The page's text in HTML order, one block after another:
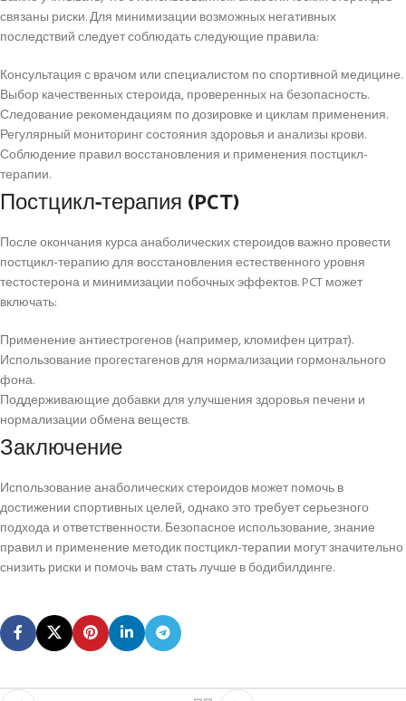
связаны риски. Для минимизации возможных негативных
последствий следует соблюдать следующие правила:
Консультация с врачом или специалистом по спортивной медицине.
Выбор качественных стероида, проверенных на безопасность.
Следование рекомендациям по дозировке и циклам применения.
Регулярный мониторинг состояния здоровья и анализы крови.
Соблюдение правил восстановления и применения постцикл-
терапии.
Постцикл-терапия (PCT)
После окончания курса анаболических стероидов важно провести
постцикл-терапию для восстановления естественного уровня
тестостерона и минимизации побочных эффектов. PCT может
включать:
Применение антиестрогенов (например, кломифен цитрат).
Использование прогестагенов для нормализации гормонального
фона.
Поддерживающие добавки для улучшения здоровья печени и
нормализации обмена веществ.
Заключение
Использование анаболических стероидов может помочь в
достижении спортивных целей, однако это требует серьезного
подхода и ответственности. Безопасное использование, знание
правил и применение методик постцикл-терапии могут значительно
снизить риски и помочь вам стать лучше в бодибилдинге.